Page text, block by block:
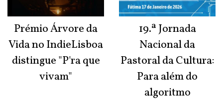
Prémio Árvore da
Vida no IndieLisboa
distingue "P'ra que
vivam"
19.ª Jornada
Nacional da
Pastoral da Cultura:
Para além do
algoritmo